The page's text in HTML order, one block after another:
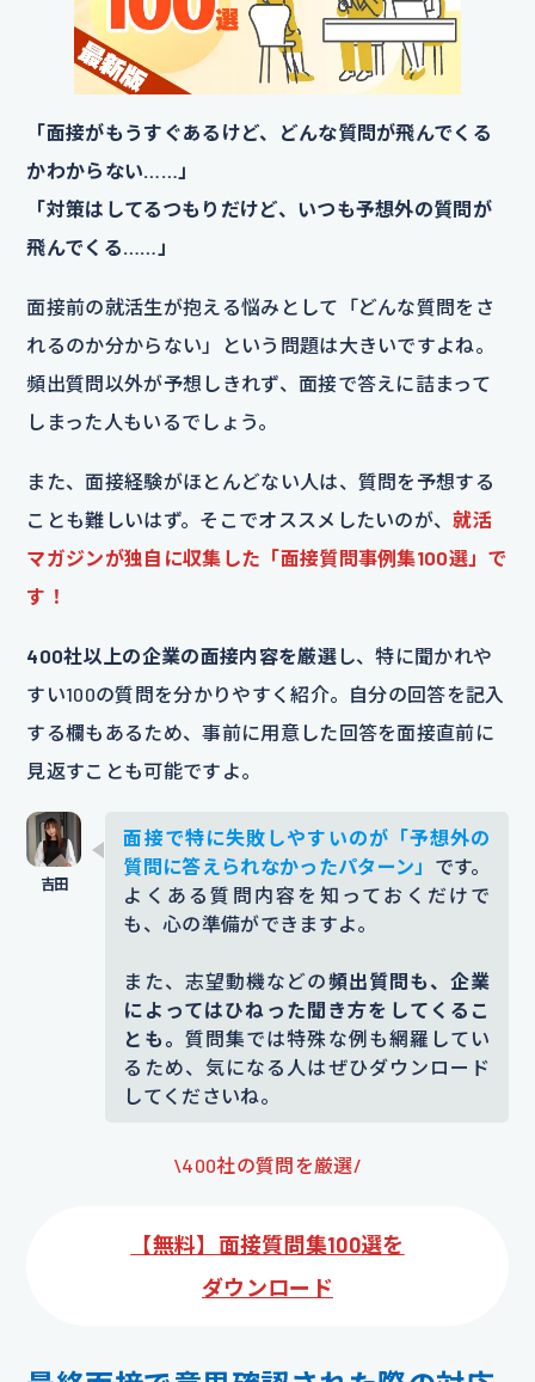
「面接がもうすぐあるけど、どんな質問が飛んでくる
かわからない……」
「対策はしてるつもりだけど、いつも予想外の質問が
飛んでくる……」
面接前の就活生が抱える悩みとして「どんな質問をさ
れるのか分からない」という問題は大きいですよね。
頻出質問以外が予想しきれず、面接で答えに詰まって
しまった人もいるでしょう。
また、面接経験がほとんどない人は、質問を予想する
ことも難しいはず。そこでオススメしたいのが、就活
マガジンが独自に収集した「面接質問事例集100選」で
す！
400社以上の企業の面接内容を厳選し、特に聞かれや
すい100の質問を分かりやすく紹介。自分の回答を記入
する欄もあるため、事前に用意した回答を面接直前に
見返すことも可能ですよ。
面接で特に失敗しやすいのが「予想外の
質問に答えられなかったパターン」 です。
よくある質問内容を知っておくだけで
も、心の準備ができますよ。
また、志望動機などの頻出質問も、企業
によってはひねった聞き方をしてくるこ
とも。 質問集では特殊な例も網羅してい
るため、気になる人はぜひダウンロード
してくださいね。
\400社の質問を厳選/
【無料】面接質問集100選を
ダウンロード